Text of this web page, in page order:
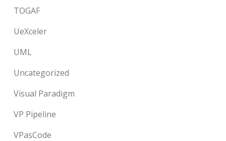
TOGAF
UeXceler
UML
Uncategorized
Visual Paradigm
VP Pipeline
VPasCode